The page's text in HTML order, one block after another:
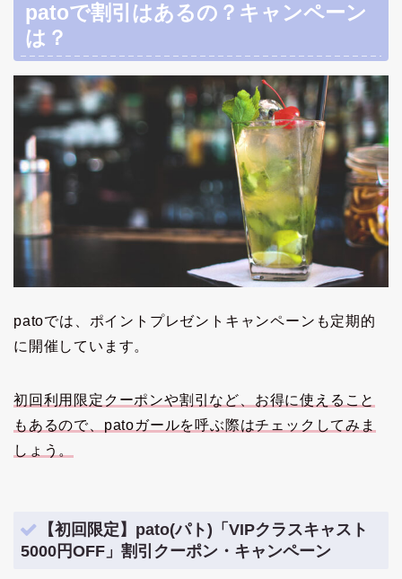
patoで割引はあるの？キャンペーン
は？
patoでは、ポイントプレゼントキャンペーンも定期的
に開催しています。
初回利用限定クーポンや割引など、お得に使えること
もあるので、patoガールを呼ぶ際はチェックしてみま
しょう。
【初回限定】pato(パト)「VIPクラスキャスト
5000円OFF」割引クーポン・キャンペーン